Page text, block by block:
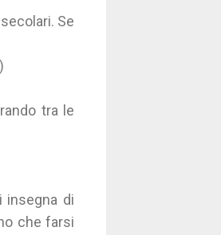
Se
tra le
insegna di
che farsi